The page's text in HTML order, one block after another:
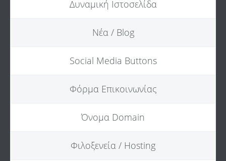
Δυναμική Ιστοσελίδα
Νέα / Blog
Social Media Buttons
Φόρμα Επικοινωνίας
Όνομα Domain
Φιλοξενεία / Hosting